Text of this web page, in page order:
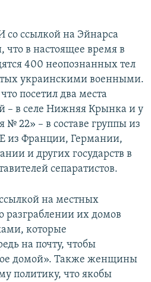
со ссылкой на Эйнарса
в настоящее время в
400 неопознанных тел
украинскими военными.
посетил два места
– в селе Нижняя Крынка и у
22» – в составе группы из
из Франции, Германии,
и других государств в
сепаратистов.
на местных
разграблении их домов
которые
на почту, чтобы
домой». Также женщины
политику, что якобы